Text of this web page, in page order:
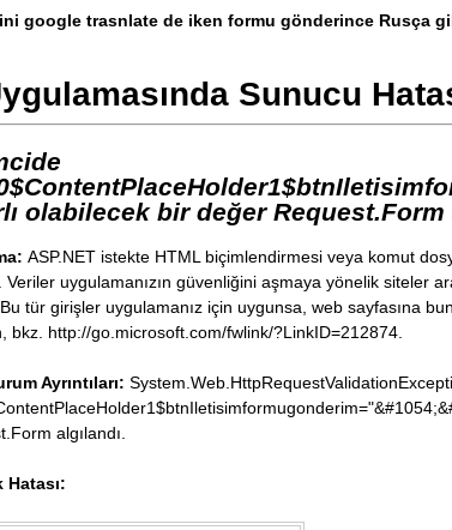
}
"Güvenlik
}
google trasnlate de iken formu gönderince Rusça
Sunucu
olabilecek bir değer Request.Form
ASP.NET istekte HTML biçimlendirmesi veya komut
Veriler uygulamanızın güvenliğini aşmaya yönelik siteler
tür girişler uygulamanız için uygunsa, web sayfasına
bkz. http://go.microsoft.com/fwlink/?LinkID=212874.
Ayrıntıları:
algılandı.
Hatası: